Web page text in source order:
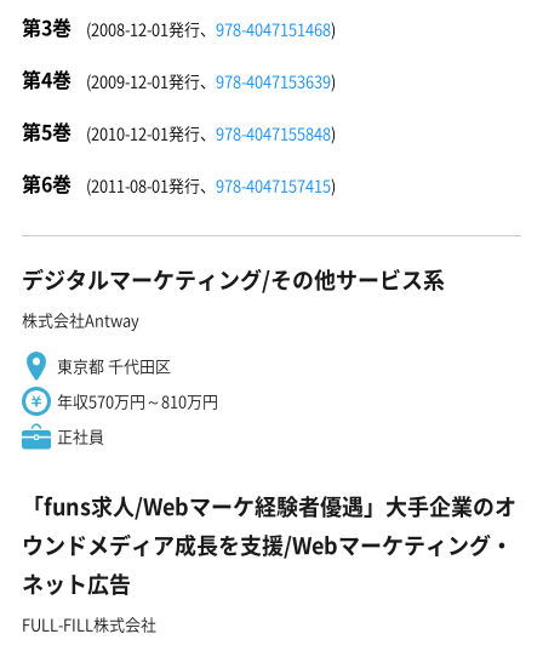
第3巻 (2008-12-01発行、 978-4047151468)
第4巻 (2009-12-01発行、 978-4047153639)
第5巻 (2010-12-01発行、 978-4047155848)
第6巻 (2011-08-01発行、 978-4047157415)
デジタルマーケティング/その他サービス系
株式会社Antway
東京都 千代田区
年収570万円～810万円
正社員
「funs求人/Webマーケ経験者優遇」大手企業のオ
ウンドメディア成長を支援/Webマーケティング・
ネット広告
FULL-FILL株式会社